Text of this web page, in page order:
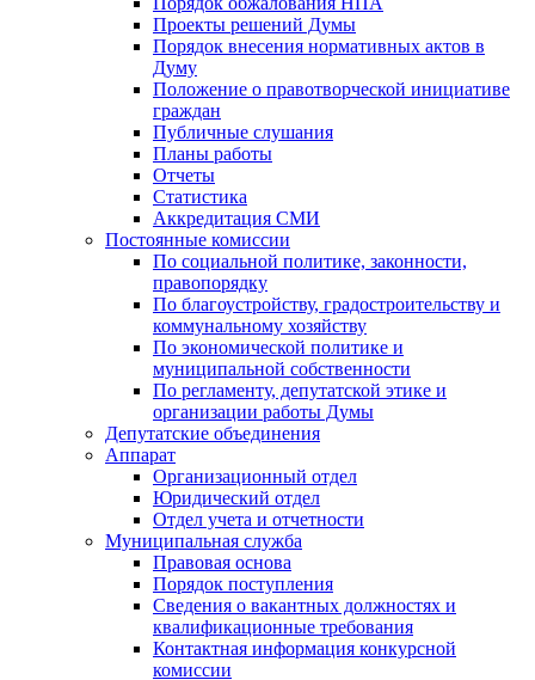
Проекты решений Думы
Порядок внесения нормативных актов в
Думу
Положение о правотворческой инициативе
граждан
Публичные слушания
Планы работы
Отчеты
Статистика
Аккредитация СМИ
Постоянные комиссии
По социальной политике, законности,
правопорядку
По благоустройству, градостроительству и
коммунальному хозяйству
По экономической политике и
муниципальной собственности
По регламенту, депутатской этике и
организации работы Думы
Депутатские объединения
Аппарат
Организационный отдел
Юридический отдел
Отдел учета и отчетности
Муниципальная служба
Правовая основа
Порядок поступления
Сведения о вакантных должностях и
квалификационные требования
Контактная информация конкурсной
комиссии